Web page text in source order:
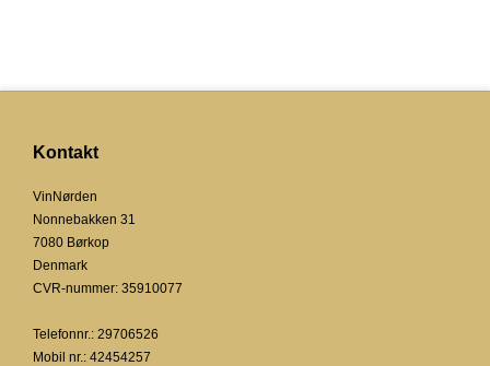
Kontakt
VinNørden
Nonnebakken 31
7080 Børkop
Denmark
CVR-nummer: 35910077
Telefonnr. : 29706526
Mobil nr. : 42454257